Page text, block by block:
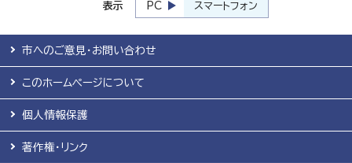
表示 PC スマートフォン
市へのご意見・お問い合わせ
このホームページについて
個人情報保護
著作権・リンク